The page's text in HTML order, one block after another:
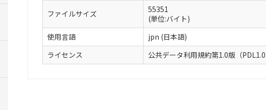
ファイルサイズ
55351
(単位:バイト)
使用言語
jpn (日本語)
ライセンス
公共データ利用規約第1.0版（